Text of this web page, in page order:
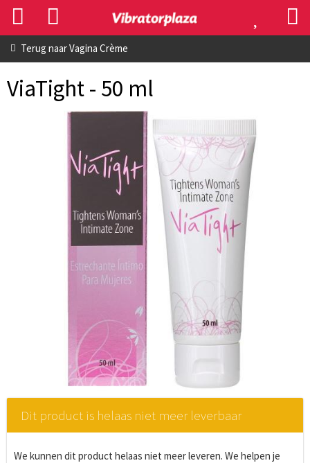
Terug naarVagina Crème
ViaTight - 50 ml
Dit product is helaas niet meer leverbaar
We kunnen dit product helaas niet meer leveren. We helpen je